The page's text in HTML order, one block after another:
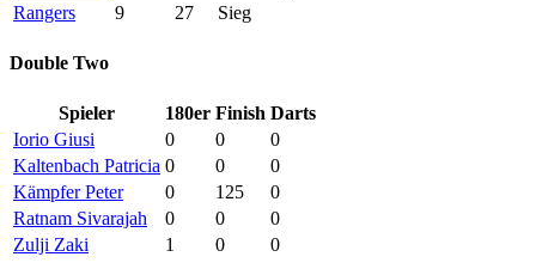
Rangers
9 27 Sieg
Double Two
Spieler 180er Finish Darts
Iorio Giusi
0 0
0
Kaltenbach Patricia 0 0
0
Kämpfer Peter
0 125
0
Ratnam Sivarajah
0 0
0
Zulji Zaki
1 0 0